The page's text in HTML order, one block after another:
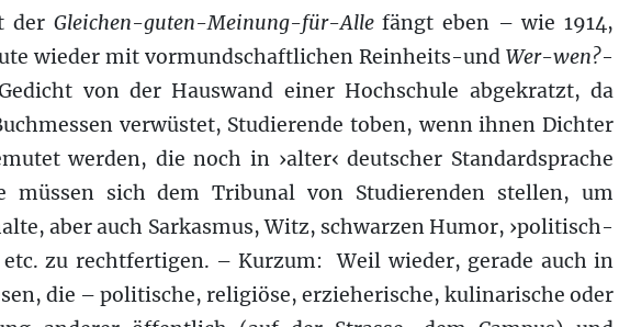
der Gleichen-guten-Meinung-für-Allefängt eben – wie 1914,
wieder mit vormundschaftlichen Reinheits-und Wer-wen?-
von der Hauswand einer Hochschule abgekratzt, da
verwüstet, Studierende toben, wenn ihnen Dichter
werden, die noch in ›alter‹ deutscher Standardsprache
müssen sich dem Tribunal von Studierenden stellen, um
aber auch Sarkasmus, Witz, schwarzen Humor, ›politisch-
zu rechtfertigen. – Kurzum: Weil wieder, gerade auch in
die – politische, religiöse, erzieherische, kulinarische oder